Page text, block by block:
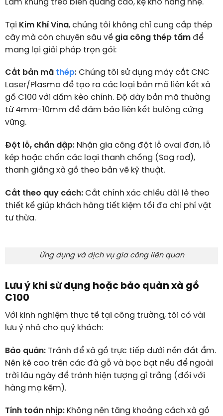
Làm khung treo biển quảng cáo, kệ kho hàng nhẹ.
Tại Kim Khí Vina, chúng tôi không chỉ cung cấp thép
cây mà còn chuyên sâu về gia công thép tấmđể
mang lại giải pháp trọn gói:
Cắt bản mã thép:Chúng tôi sử dụng máy cắt CNC
Laser/Plasma để tạo ra các loại bản mã liên kết xà
gồ C100 với dầm kèo chính. Độ dày bản mã thường
từ 4mm-10mm để đảm bảo liên kết bulông cứng
vững.
Đột lỗ, chấn dập:Nhận gia công đột lỗ oval đơn, lỗ
kép hoặc chấn các loại thanh chống (Sag rod),
thanh giằng xà gồ theo bản vẽ kỹ thuật.
Cắt theo quy cách:Cắt chính xác chiều dài lẻ theo
thiết kế giúp khách hàng tiết kiệm tối đa chi phí vật
tư thừa.
Ứng dụng và dịch vụ gia công liên quan
Lưu ý khi sử dụng hoặc bảo quản xà gồ
C100
Với kinh nghiệm thực tế tại công trường, tôi có vài
lưu ý nhỏ cho quý khách:
Bảo quản:Tránh để xà gồ trực tiếp dưới nền đất ẩm.
Nên kê cao trên các đà gỗ và bọc bạt nếu để ngoài
trời lâu ngày để tránh hiện tượng gỉ trắng (đối với
hàng mạ kẽm).
Tính toán nhịp:Không nên tăng khoảng cách xà gồ